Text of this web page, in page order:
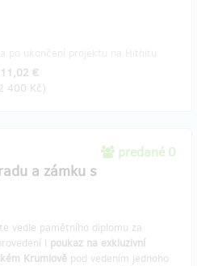
€
400 Kč)
predané 0
a zámku s
vedle pamětního diplomu za
i poukaz na exkluzivní
Krumlově pod vedením jednoho